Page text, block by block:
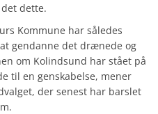
dette.
Kommune har således
gendanne det drænede og
om Kolindsund har stået på
til en genskabelse, mener
der senest har barslet